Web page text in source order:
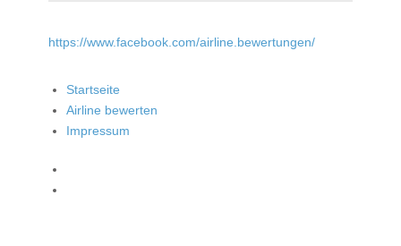
https://www.facebook.com/airline.bewertungen/
Startseite
Airline bewerten
Impressum